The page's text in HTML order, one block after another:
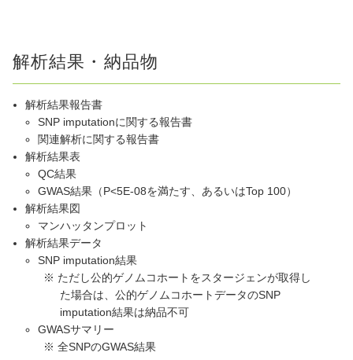
解析結果・納品物
解析結果報告書
SNP imputationに関する報告書
関連解析に関する報告書
解析結果表
QC結果
GWAS結果（P<5E-08を満たす、あるいはTop 100）
解析結果図
マンハッタンプロット
解析結果データ
SNP imputation結果
※ ただし公的ゲノムコホートをスタージェンが取得し
た場合は、公的ゲノムコホートデータのSNP
imputation結果は納品不可
GWASサマリー
※ 全SNPのGWAS結果